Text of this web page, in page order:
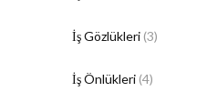
İş Gözlükleri (3)
İş Önlükleri (4)